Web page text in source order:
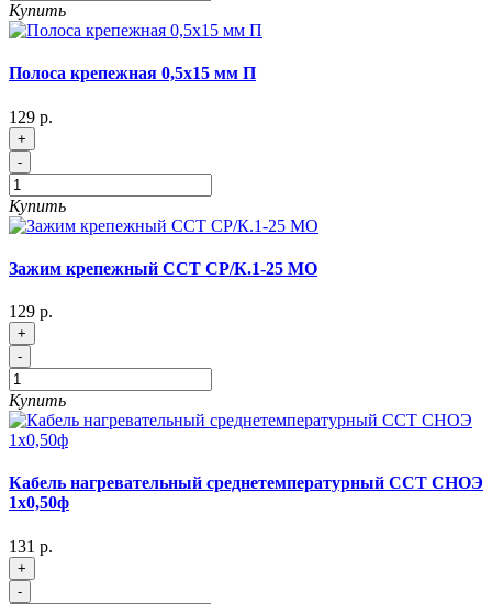
Купить
Полоса крепежная 0,5х15 мм П
129 р.
+
-
Купить
Зажим крепежный ССТ СР/К.1-25 МО
129 р.
+
-
Купить
Кабель нагревательный среднетемпературный ССТ СНОЭ
1х0,50ф
131 р.
+
-